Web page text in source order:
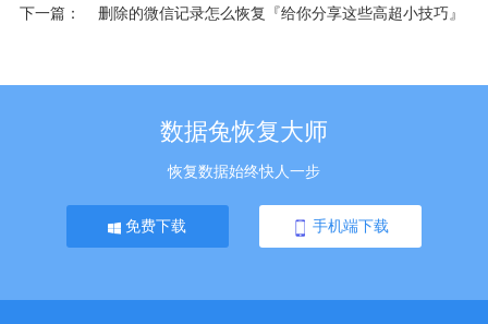
下一篇
删除的微信记录怎么恢复『给你分享这些高超小技巧』
数据兔恢复大师
恢复数据始终快人一步
免费下载 手机端下载